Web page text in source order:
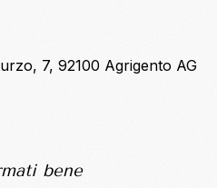
7, 92100 Agrigento AG
bene